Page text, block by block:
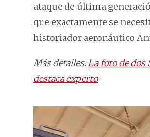
ataque de última
que exactamente se
historiador aeronáutico
Más detalles:La foto de dos
destaca experto